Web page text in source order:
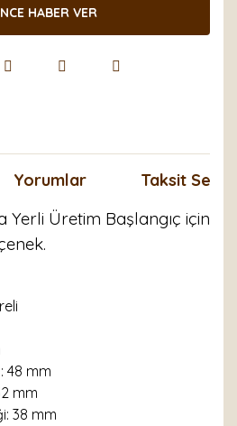
HABER VER
Yorumlar Taksit
Üretim Başlangıç için
48 mm
mm
38 mm